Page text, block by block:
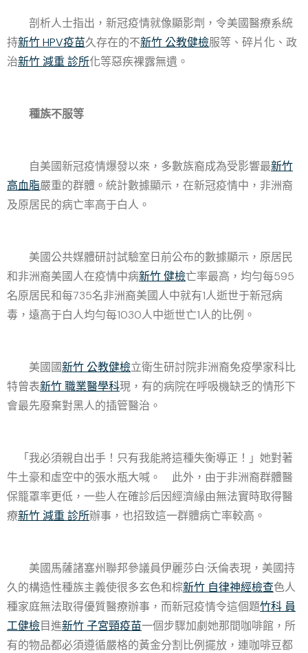
剖析人士指出，新冠疫情就像顯影劑，令美國醫療系統
持新竹 HPV疫苗久存在的不新竹 公教健檢服等、碎片化、政
治新竹 減重 診所化等惡疾裸露無遺。
種族不服等
自美國新冠疫情爆發以來，多數族裔成為受影響最新竹
高血脂嚴重的群體。統計數據顯示，在新冠疫情中，非洲裔
及原居民的病亡率高于白人。
美國公共媒體研討試驗室日前公布的數據顯示，原居民
和非洲裔美國人在疫情中病新竹 健檢亡率最高，均勻每595
名原居民和每735名非洲裔美國人中就有1人逝世于新冠病
毒，遠高于白人均勻每1030人中逝世亡1人的比例。
美國國新竹 公教健檢立衛生研討院非洲裔免疫學家科比
特曾表新竹 職業醫學科現，有的病院在呼吸機缺乏的情形下
會最先廢棄對黑人的插管醫治。
「我必須親自出手！只有我能將這種失衡導正！」她對著
牛土豪和虛空中的張水瓶大喊。 此外，由于非洲裔群體醫
保籠罩率更低，一些人在確診后因經濟緣由無法實時取得醫
療新竹 減重 診所辦事，也招致這一群體病亡率較高。
美國馬薩諸塞州聯邦參議員伊麗莎白·沃倫表現，美國持
久的構造性種族主義使很多玄色和棕新竹 自律神經檢查色人
種家庭無法取得優質醫療辦事，而新冠疫情令這個題竹科 員
工健檢目進新竹 子宮頸疫苗一個步驟加劇她那間咖啡館，所
有的物品都必須遵循嚴格的黃金分割比例擺放，連咖啡豆都